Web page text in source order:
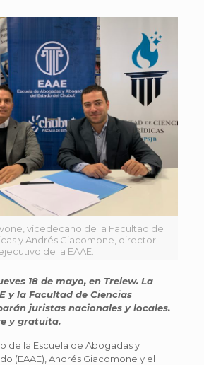
vicedecano de la Facultad de
y Andrés Giacomone, director
de la EAAE.
18 de mayo, en Trelew. La
y la Facultad de Ciencias
juristas nacionales y locales.
y gratuita.
de la Escuela de Abogadas y
(EAAE), Andrés Giacomone y el